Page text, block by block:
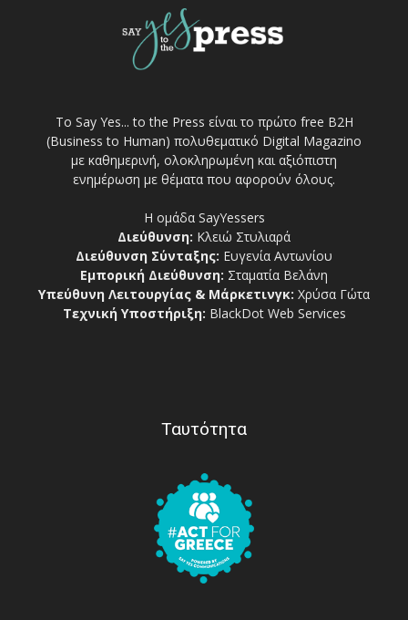
Το Say Yes... to the Press είναι το πρώτο free Β2Η
(Business to Human) πολυθεματικό Digital Magazino
με καθημερινή, ολοκληρωμένη και αξιόπιστη
ενημέρωση με θέματα που αφορούν όλους.
Η ομάδα SayYessers
Διεύθυνση: Κλειώ Στυλιαρά
Διεύθυνση Σύνταξης: Ευγενία Αντωνίου
Εμπορική Διεύθυνση: Σταματία Βελάνη
Υπεύθυνη Λειτουργίας & Μάρκετινγκ: Χρύσα Γώτα
Τεχνική Υποστήριξη: BlackDot Web Services
Ταυτότητα